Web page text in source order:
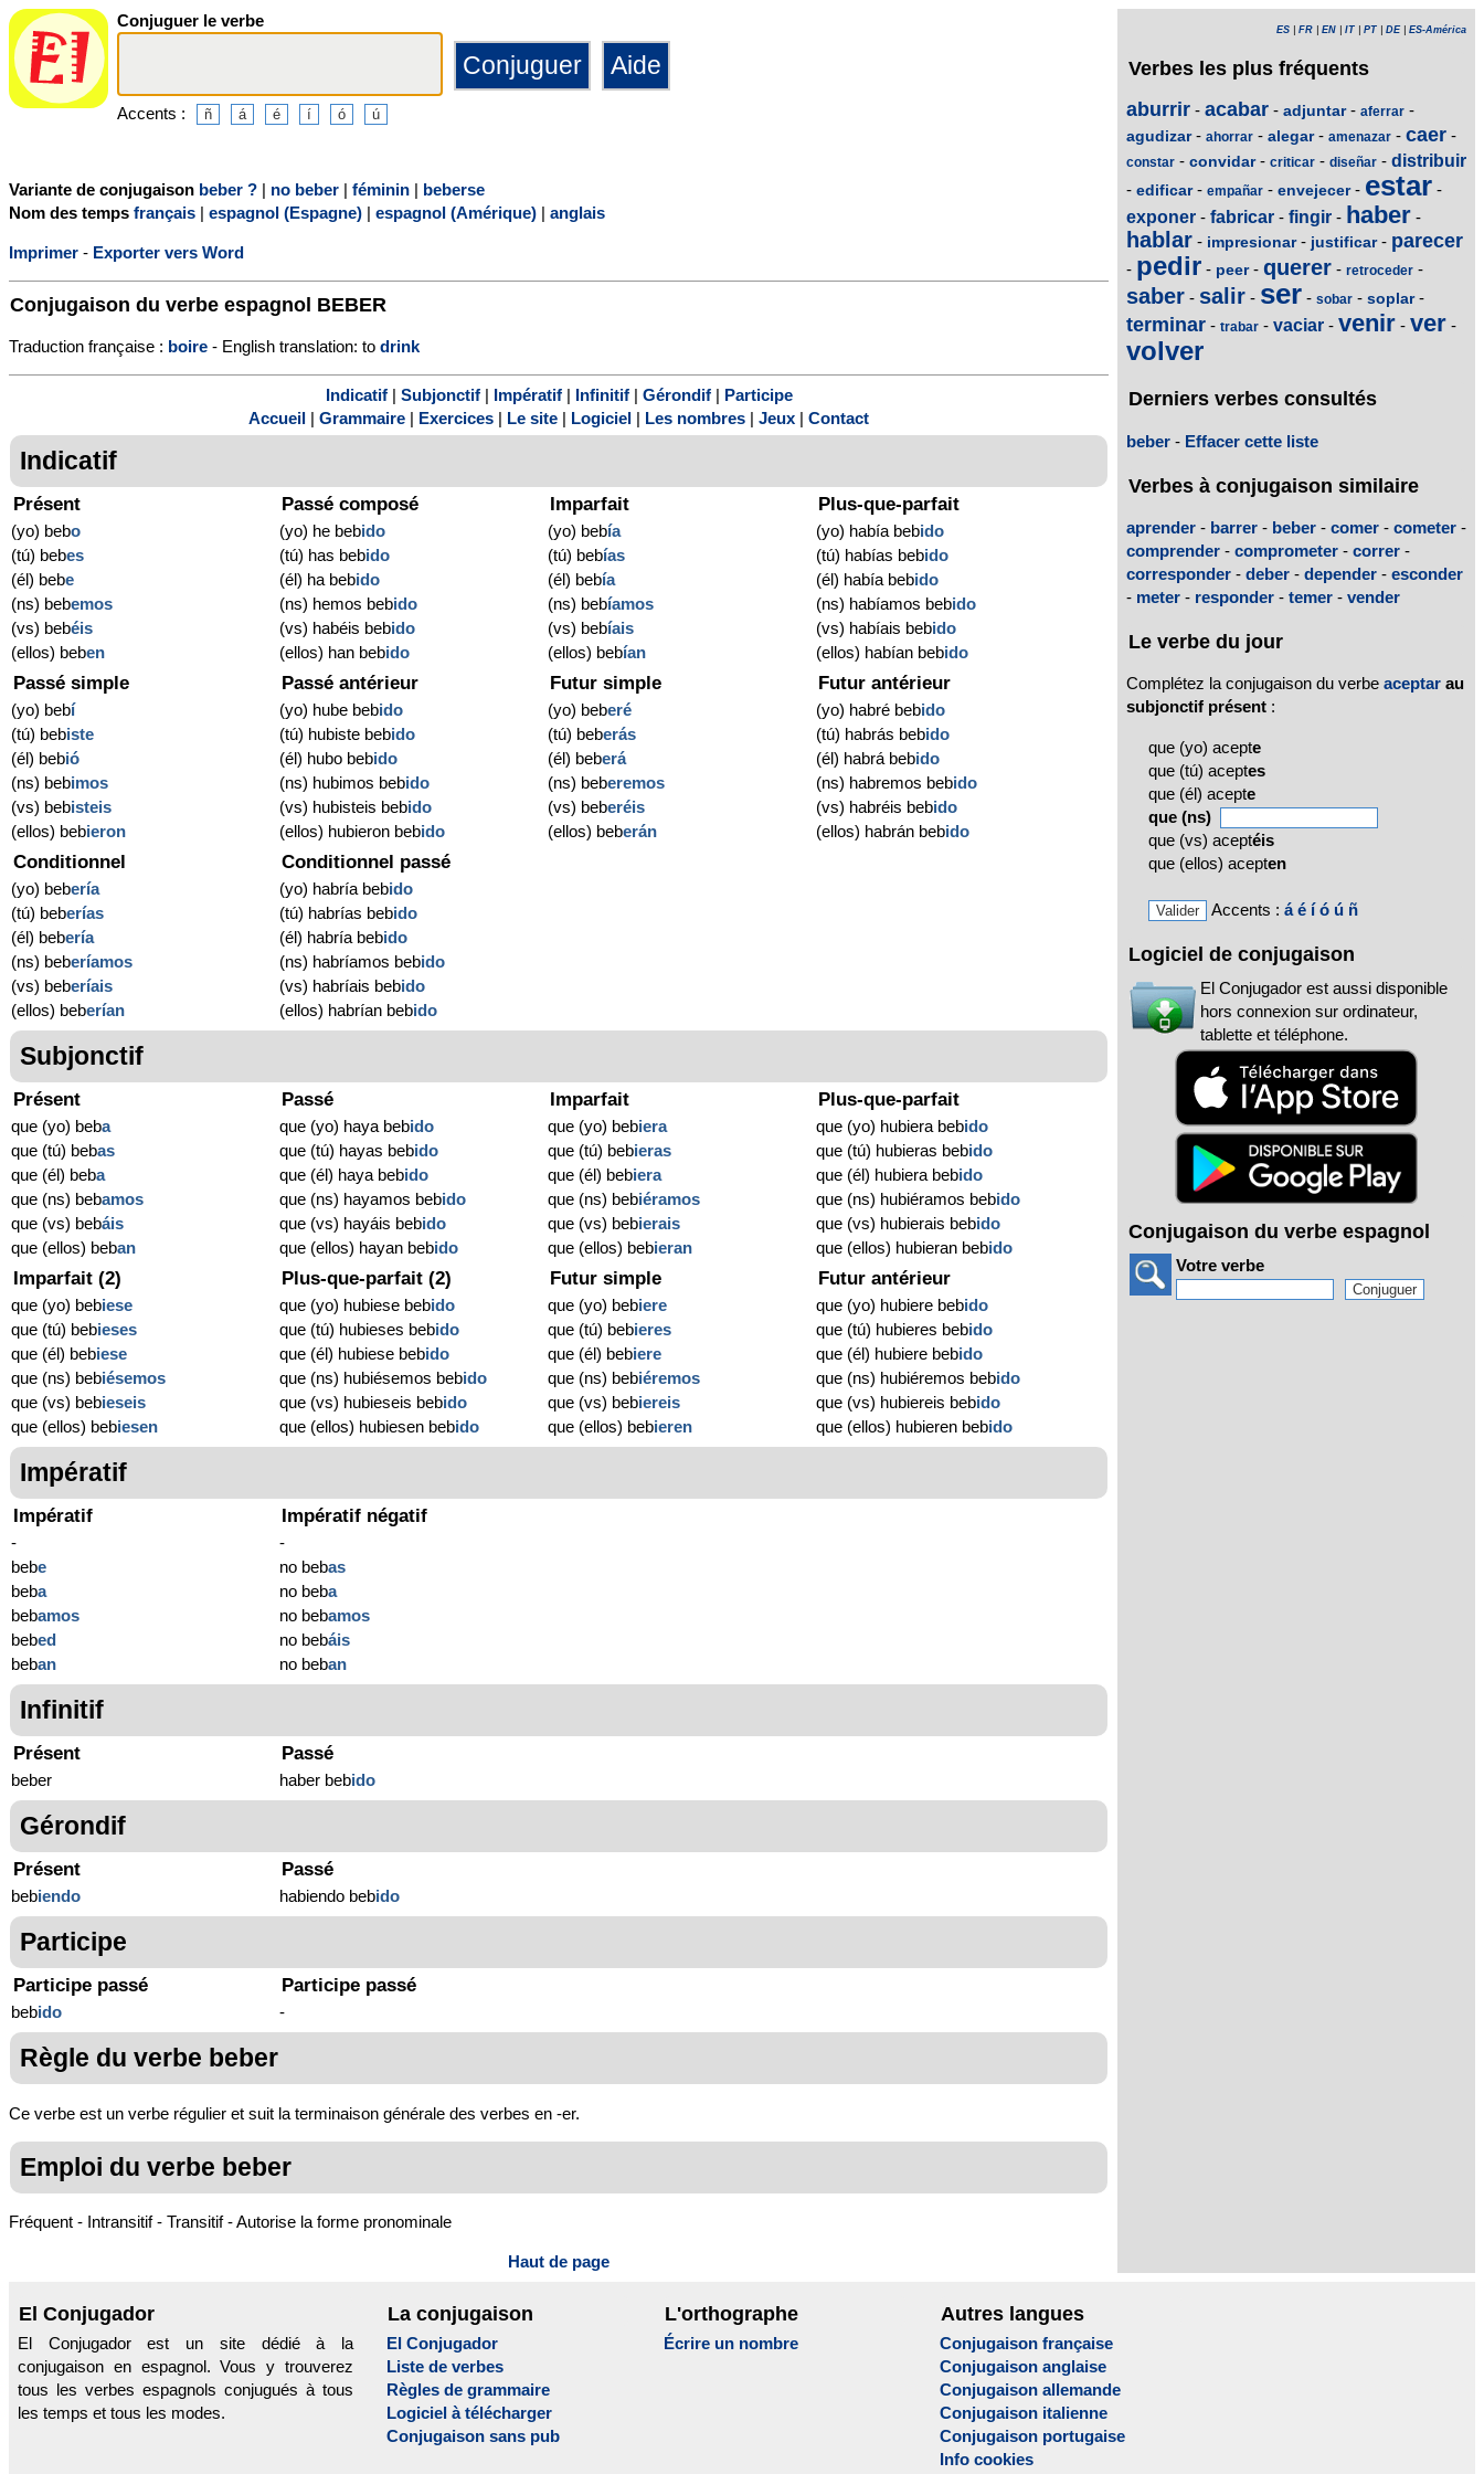
Conjuguer le verbe
Accents :
Variante de conjugaison beber ? | no beber | féminin | beberse
Nom des temps français | espagnol (Espagne) | espagnol (Amérique) | anglais
Imprimer - Exporter vers Word
Conjugaison du verbe espagnol BEBER
Traduction française : boire - English translation: to drink
Indicatif| Subjonctif| Impératif| Infinitif| Gérondif|
Participe
Accueil
Grammaire Exercices Le site Logiciel Les nombres Jeux Contact
Indicatif
Présent
(yo) bebo
(tú) bebes
(él) bebe
(ns) bebemos
(vs) bebéis
(ellos) beben
Passé composé
(yo) he bebido
(tú) has bebido
(él) ha bebido
(ns) hemos bebido
(vs) habéis bebido
(ellos) han bebido
Imparfait
(yo) bebía
(tú) bebías
(él) bebía
(ns) bebíamos
(vs) bebíais
(ellos) bebían
Plus-que-parfait
(yo) había bebido
(tú) habías bebido
(él) había bebido
(ns) habíamos bebido
(vs) habíais bebido
(ellos) habían bebido
Passé simple
(yo) bebí
(tú) bebiste
(él) bebió
(ns) bebimos
(vs) bebisteis
(ellos) bebieron
Passé antérieur
(yo) hube bebido
(tú) hubiste bebido
(él) hubo bebido
(ns) hubimos bebido
(vs) hubisteis bebido
(ellos) hubieron bebido
Futur simple
(yo) beberé
(tú) beberás
(él) beberá
(ns) beberemos
(vs) beberéis
(ellos) beberán
Futur antérieur
(yo) habré bebido
(tú) habrás bebido
(él) habrá bebido
(ns) habremos bebido
(vs) habréis bebido
(ellos) habrán bebido
Conditionnel
(yo) bebería
(tú) beberías
(él) bebería
(ns) beberíamos
(vs) beberíais
(ellos) beberían
Conditionnel passé
(yo) habría bebido
(tú) habrías bebido
(él) habría bebido
(ns) habríamos bebido
(vs) habríais bebido
(ellos) habrían bebido
Subjonctif
Présent
que (yo) beba
que (tú) bebas
que (él) beba
que (ns) bebamos
que (vs) bebáis
que (ellos) beban
Passé
que (yo) haya bebido
que (tú) hayas bebido
que (él) haya bebido
que (ns) hayamos bebido
que (vs) hayáis bebido
que (ellos) hayan bebido
Imparfait
que (yo) bebiera
que (tú) bebieras
que (él) bebiera
que (ns) bebiéramos
que (vs) bebierais
que (ellos) bebieran
Plus-que-parfait
que (yo) hubiera bebido
que (tú) hubieras bebido
que (él) hubiera bebido
que (ns) hubiéramos bebido
que (vs) hubierais bebido
que (ellos) hubieran bebido
Imparfait (2)
que (yo) bebiese
que (tú) bebieses
que (él) bebiese
que (ns) bebiésemos
que (vs) bebieseis
que (ellos) bebiesen
Plus-que-parfait (2)
que (yo) hubiese bebido
que (tú) hubieses bebido
que (él) hubiese bebido
que (ns) hubiésemos bebido
que (vs) hubieseis bebido
que (ellos) hubiesen bebido
Futur simple
que (yo) bebiere
que (tú) bebieres
que (él) bebiere
que (ns) bebiéremos
que (vs) bebiereis
que (ellos) bebieren
Futur antérieur
que (yo) hubiere bebido
que (tú) hubieres bebido
que (él) hubiere bebido
que (ns) hubiéremos bebido
que (vs) hubiereis bebido
que (ellos) hubieren bebido
Impératif
Impératif
-
bebe
beba
bebamos
bebed
beban
Impératif négatif
-
no bebas
no beba
no bebamos
no bebáis
no beban
Infinitif
Présent
beber
Passé
haber bebido
Gérondif
Présent
bebiendo
Passé
habiendo bebido
Participe
Participe passé
bebido
Participe passé
-
Règle du verbe beber
Ce verbe est un verbe régulier et suit la terminaison générale des verbes en -er.
Emploi du verbe beber
Fréquent - Intransitif - Transitif - Autorise la forme pronominale
Haut de page
ES FR EN IT PT DE| ES-América
Verbes les plus fréquents
aburrir - acabar - adjuntar- aferrar -
agudizar- ahorrar - alegar- amenazar - caer -
constar - convidar- criticar - diseñar - distribuir
- edificar- empañar - envejecer- estar -
exponer - fabricar - fingir - haber -
hablar - impresionar- justificar- parecer
- pedir - peer- querer - retroceder -
saber - salir - ser - sobar - soplar-
terminar - trabar - vaciar - venir - ver -
volver
Derniers verbes consultés
beber - Effacer cette liste
Verbes à conjugaison similaire
aprender - barrer - beber - comer - cometer -
comprender - comprometer - correr -
corresponder - deber - depender - esconder
- meter - responder - temer - vender
Le verbe du jour
Complétez la conjugaison du verbe aceptar au
subjonctif présent :
que (yo) acepte
que (tú) aceptes
que (él) acepte
que (ns)
que (vs) aceptéis
que (ellos) acepten
Accents : á é í ó ú ñ
Logiciel de conjugaison
El Conjugador est aussi disponible
hors connexion sur ordinateur,
tablette et téléphone.
Conjugaison du verbe espagnol
Votre verbe
El Conjugador
El Conjugador est un site dédié à la
conjugaison en espagnol. Vous y trouverez
tous les verbes espagnols conjugués à tous
les temps et tous les modes.
La conjugaison
El Conjugador
Liste de verbes
Règles de grammaire
Logiciel à télécharger
Conjugaison sans pub
L'orthographe
Écrire un nombre
Autres langues
Conjugaison française
Conjugaison anglaise
Conjugaison allemande
Conjugaison italienne
Conjugaison portugaise
Info cookies